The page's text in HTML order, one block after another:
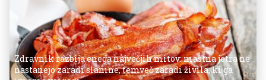
Zdravnik razbija enega največjih mitov: mastna jetra ne
nastanejo zaradi slanine, temveč zaradi živila, ki ga